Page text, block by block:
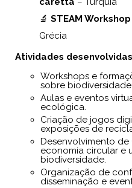
🔬 STEAM
Grécia
Atividades desenvolvidas
Workshops e
sobre
Aulas e eventos
ecológica.
Criação de jogos
exposições de
Desenvolvimento
economia circular e
biodiversidade.
Organização de
disseminação e